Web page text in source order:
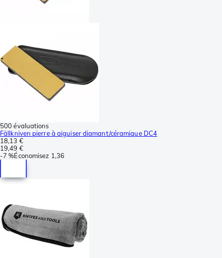
500 évaluations
Fällkniven pierre à aiguiser diamant/céramique DC4
18,13 €
19,49 €
-7 %Économisez 1,36